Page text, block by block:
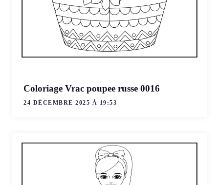
Coloriage Vrac poupee russe 0016
24 DÉCEMBRE 2025 À 19:53